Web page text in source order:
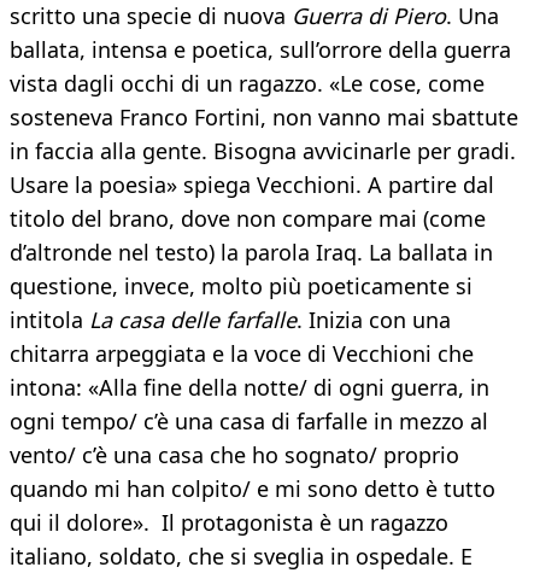
scritto una specie di nuova Guerra di Piero. Una
ballata, intensa e poetica, sull’orrore della guerra
vista dagli occhi di un ragazzo. «Le cose, come
sosteneva Franco Fortini, non vanno mai sbattute
in faccia alla gente. Bisogna avvicinarle per gradi.
Usare la poesia» spiega Vecchioni. A partire dal
titolo del brano, dove non compare mai (come
d’altronde nel testo) la parola Iraq. La ballata in
questione, invece, molto più poeticamente si
intitola La casa delle farfalle. Inizia con una
chitarra arpeggiata e la voce di Vecchioni che
intona: «Alla fine della notte/ di ogni guerra, in
ogni tempo/ c’è una casa di farfalle in mezzo al
vento/ c’è una casa che ho sognato/ proprio
quando mi han colpito/ e mi sono detto è tutto
qui il dolore». Il protagonista è un ragazzo
italiano, soldato, che si sveglia in ospedale. E